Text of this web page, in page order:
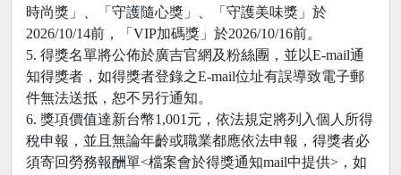
時尚獎」、「守護隨心獎」、「守護美味獎」於
2026/10/14前，「VIP加碼獎」於2026/10/16前。
5. 得獎名單將公佈於廣吉官網及粉絲團，並以E-mail通
知得獎者，如得獎者登錄之E-mail位址有誤導致電子郵
件無法送抵，恕不另行通知。
6. 獎項價值達新台幣1,001元，依法規定將列入個人所得
稅申報，並且無論年齡或職業都應依法申報，得獎者必
須寄回勞務報酬單<檔案會於得獎通知mail中提供>，如